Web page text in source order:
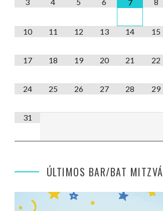
7
10 11 12 13 14 15
17 18 19 20 21 22
24 25 26 27 28 29
31
ÚLTIMOS BAR/BAT MITZVÁ